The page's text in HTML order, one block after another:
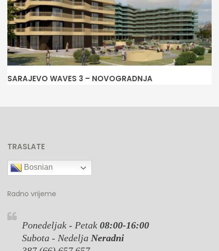
SARAJEVO WAVES 3 – NOVOGRADNJA
TRASLATE
Bosnian
Radno vrijeme
Ponedeljak - Petak 08:00-16:00
Subota - Nedelja Neradni